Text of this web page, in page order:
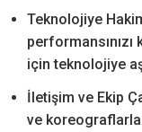
Teknolojiye
için teknolojiye
İletişim ve Ekip
ve